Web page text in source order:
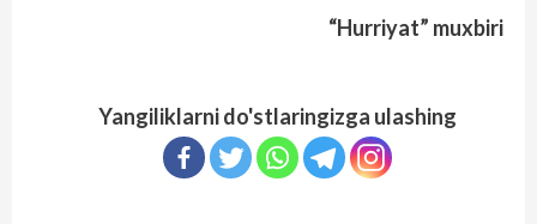
“Hurriyat” muxbiri
Yangiliklarni do'stlaringizga ulashing